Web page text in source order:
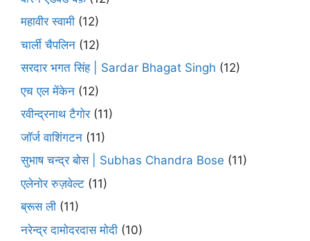
महावीर स्वामी (12)
चार्ली चैपलिन (12)
सरदार भगत सिंह | Sardar Bhagat Singh (12)
एच एल मेंकेन (12)
रवीन्द्रनाथ टैगोर(11)
जॉर्ज वाशिंगटन (11)
सुभाष चन्द्र बोस | Subhas Chandra Bose (11)
एलेनोर रुज़वेल्ट (11)
ब्रूस ली (11)
नरेन्द्र दामोदरदास मोदी (10)